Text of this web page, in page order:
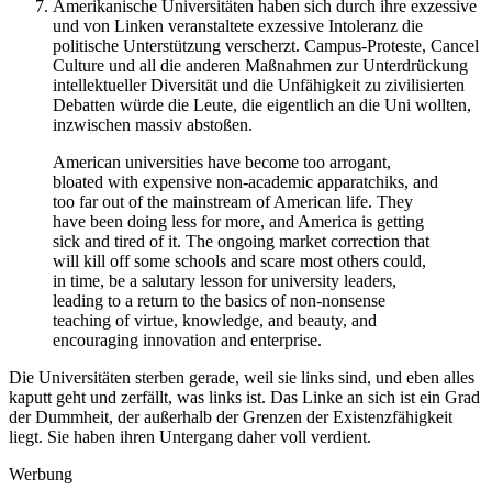
Amerikanische Universitäten haben sich durch ihre exzessive
und von Linken veranstaltete exzessive Intoleranz die
politische Unterstützung verscherzt. Campus-Proteste, Cancel
Culture und all die anderen Maßnahmen zur Unterdrückung
intellektueller Diversität und die Unfähigkeit zu zivilisierten
Debatten würde die Leute, die eigentlich an die Uni wollten,
inzwischen massiv abstoßen.
American universities have become too arrogant,
bloated with expensive non-academic apparatchiks, and
too far out of the mainstream of American life. They
have been doing less for more, and America is getting
sick and tired of it. The ongoing market correction that
will kill off some schools and scare most others could,
in time, be a salutary lesson for university leaders,
leading to a return to the basics of non-nonsense
teaching of virtue, knowledge, and beauty, and
encouraging innovation and enterprise.
Die Universitäten sterben gerade, weil sie links sind, und eben alles
kaputt geht und zerfällt, was links ist. Das Linke an sich ist ein Grad
der Dummheit, der außerhalb der Grenzen der Existenzfähigkeit
liegt. Sie haben ihren Untergang daher voll verdient.
Werbung